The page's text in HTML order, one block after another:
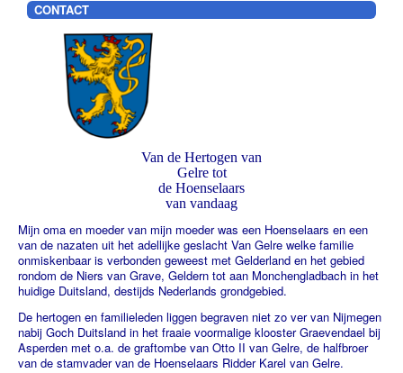
CONTACT
Van de Hertogen van
Gelre tot
de Hoenselaars
van vandaag
Mijn oma en moeder van mijn moeder was een Hoenselaars en een
van de nazaten uit het adellijke geslacht Van Gelre welke familie
onmiskenbaar is verbonden geweest met Gelderland en het gebied
rondom de Niers van Grave, Geldern tot aan Monchengladbach in het
huidige Duitsland, destijds Nederlands grondgebied.
De hertogen en familieleden liggen begraven niet zo ver van Nijmegen
nabij Goch Duitsland in het fraaie voormalige klooster Graevendael bij
Asperden met o.a. de graftombe van Otto II van Gelre, de halfbroer
van de stamvader van de Hoenselaars Ridder Karel van Gelre.